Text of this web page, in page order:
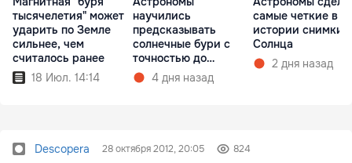
тысячелетия" может
ударить по Земле
сильнее, чем
считалось ранее
18 Июл. 14:14
научились
предсказывать
солнечные бури с
точностью до
получаса
4 дня назад
самые четкие в
истории снимки
Солнца
2 дня назад
Descopera 28 октября 2012, 20:05 824